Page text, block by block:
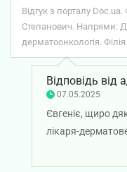
Відгук з порталу
Степанович. Напрями:
дерматоонкологія.
Відповідь від
07.05.2025
Євгеніє, щиро
лікаря-